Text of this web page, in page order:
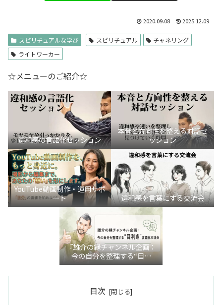
2020.09.08 2025.12.09
スピリチュアルな学び スピリチュアル
チャネリング
ライトワーカー
☆メニューのご紹介☆
違和感の言語化セッション
本音と方向性を整える対話セ
ッション
YouTube動画制作・運用サポ
ート
違和感を言葉にする交流会
『雄介の縁チャンネル企画：
今の自分を整理する“目利
き”言語化交流会』
目次